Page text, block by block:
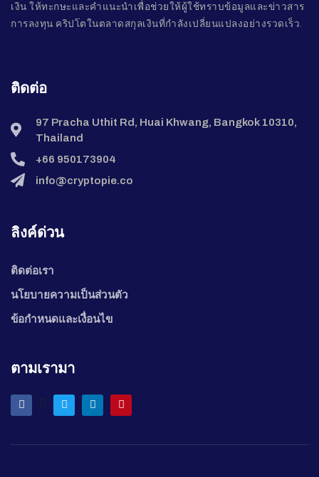
เงิน ให้ทะกษะและคำแนะนำเพื่อช่วยให้ผู้ใช้ทราบข้อมูลและข่าวสาร
การลงทุน คริปโตในตลาดสกุลเงินที่กำลังเปลี่ยนแปลงอย่างรวดเร็ว.
ติดต่อ
97 Pracha Uthit Rd, Huai Khwang, Bangkok 10310,
Thailand
+66 950173904
info@cryptopie.co
ลิงค์ด่วน
ติดต่อเรา
นโยบายความเป็นส่วนตัว
ข้อกำหนดและเงื่อนไข
ตามเรามา